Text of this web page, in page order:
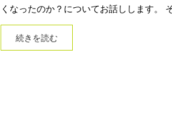
くなったのか？についてお話しします。
続きを読む